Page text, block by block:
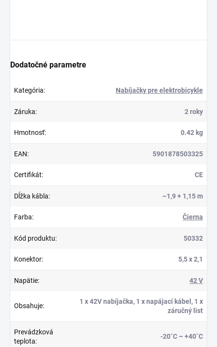
Dodatočné parametre
Kategória: Nabíjačky pre elektrobicykle
Záruka: 2 roky
Hmotnosť: 0.42 kg
EAN: 5901878503325
Certifikát: CE
Dĺžka kábla: ~1,9 + 1,15 m
Farba: Čierna
Kód produktu: 50332
Konektor: 5,5 x 2,1
Napätie: 42 V
Obsahuje:
1 x 42V nabíjačka, 1 x napájací kábel, 1 x
záručný list
Prevádzková
teplota:
-20˚C ~ +40˚C